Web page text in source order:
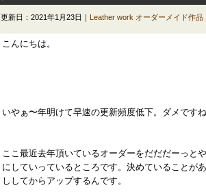
更新日：2021年1月23日｜ Leather work オーダーメイド作品
こんにちは。
いやぁ〜年明けて早速の更新頻度低下。ダメです
ここ最近去年頂いているオーダーをだだだーっと
にしていっているところです。決めていることが
ししてからアップするんです。